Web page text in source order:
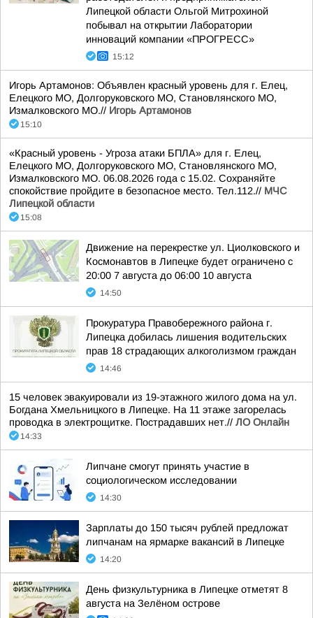
Липецкой области Ольгой Митрохиной
побывал на открытии Лаборатории
инноваций компании «ПРОГРЕСС»
15:12
Игорь Артамонов: Объявлен красный уровень для г. Елец,
Елецкого МО, Долгоруковского МО, Становлянского МО,
Измалковского МО.// Игорь Артамонов
15:10
«Красный уровень - Угроза атаки БПЛА» для г. Елец,
Елецкого МО, Долгоруковского МО, Становлянского МО,
Измалковского МО. 06.08.2026 года с 15.02. Сохраняйте
спокойствие пройдите в безопасное место. Тел.112.// МЧС
Липецкой области
15:08
Движение на перекрестке ул. Циолковского и
Космонавтов в Липецке будет ограничено с
20:00 7 августа до 06:00 10 августа
14:50
Прокуратура Правобережного района г.
Липецка добилась лишения водительских
прав 18 страдающих алкоголизмом граждан
14:46
15 человек эвакуировали из 19-этажного жилого дома на ул.
Богдана Хмельницкого в Липецке. На 11 этаже загорелась
проводка в электрощитке. Пострадавших нет.// ЛО Онлайн
14:33
Липчане смогут принять участие в
социологическом исследовании
14:30
Зарплаты до 150 тысяч рублей предложат
липчанам на ярмарке вакансий в Липецке
14:20
День физкультурника в Липецке отметят 8
августа на Зелёном острове